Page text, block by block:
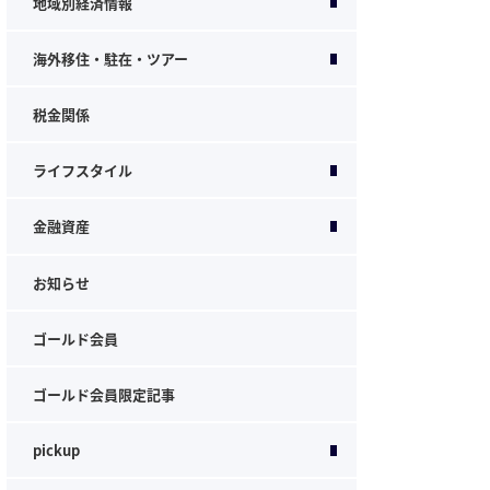
海外移住・駐在・ツアー
税金関係
ライフスタイル
金融資産
お知らせ
ゴールド会員
ゴールド会員限定記事
pickup